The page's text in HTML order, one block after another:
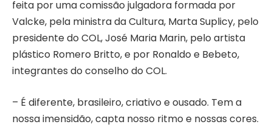
feita por uma comissão julgadora formada por
Valcke, pela ministra da Cultura, Marta Suplicy, pelo
presidente do COL, José Maria Marin, pelo artista
plástico Romero Britto, e por Ronaldo e Bebeto,
integrantes do conselho do COL.
– É diferente, brasileiro, criativo e ousado. Tem a
nossa imensidão, capta nosso ritmo e nossas cores.